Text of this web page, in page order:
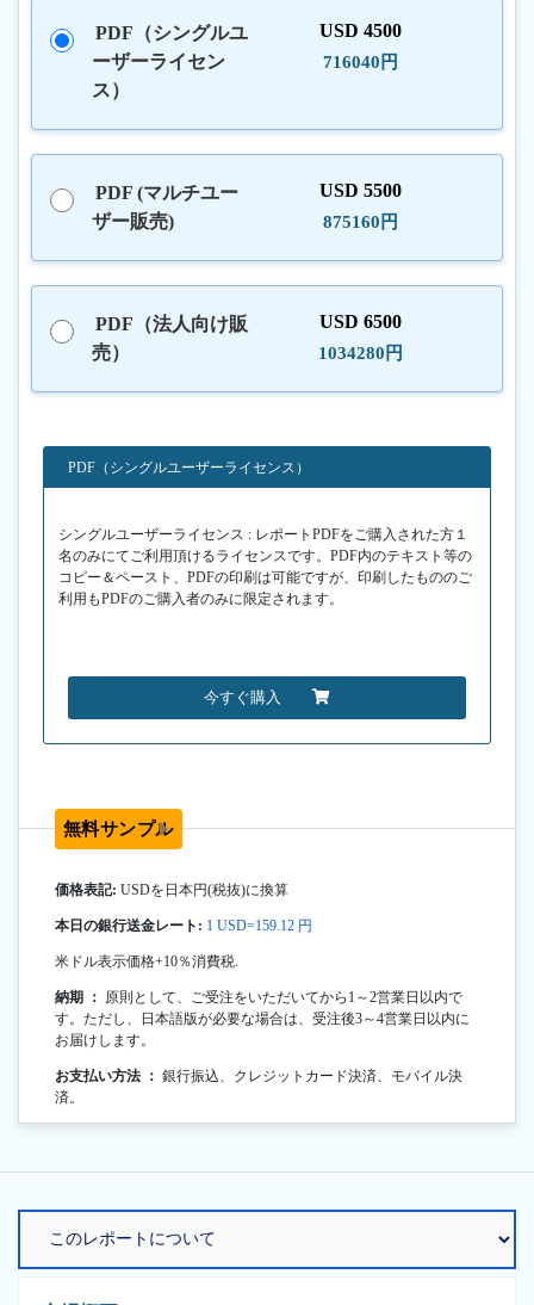
PDF（シングルユ
ーザーライセン
ス）
USD 4500
716040円
PDF (マルチユー
ザー販売)
USD 5500
875160円
PDF（法人向け販
売）
USD 6500
1034280円
PDF（シングルユーザーライセンス）
シングルユーザーライセンス : レポートPDFをご購入された方１
名のみにてご利用頂けるライセンスです。PDF内のテキスト等の
コピー＆ペースト、PDFの印刷は可能ですが、印刷したもののご
利用もPDFのご購入者のみに限定されます。
今すぐ購入
無料サンプル
価格表記: USDを日本円(税抜)に換算
本日の銀行送金レート: 1 USD=159.12 円
米ドル表示価格+10％消費税.
納期 ： 原則として、ご受注をいただいてから1～2営業日以内で
す。ただし、日本語版が必要な場合は、受注後3～4営業日以内に
お届けします。
お支払い方法 ： 銀行振込、クレジットカード決済、モバイル決
済。